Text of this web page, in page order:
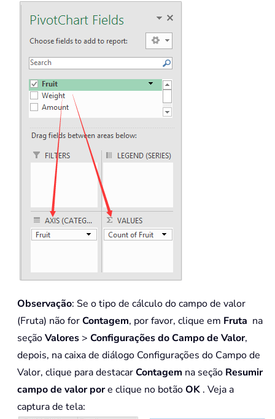
Observação: Se o tipo de cálculo do campo de valor
(Fruta) não forContagem, por favor, clique em Fruta na
seçãoValores > Configurações do Campo de Valor,
depois, na caixa de diálogo Configurações do Campo de
Valor, clique para destacarContagem na seção Resumir
campo de valor pore clique no botãoOK . Veja a
captura de tela: